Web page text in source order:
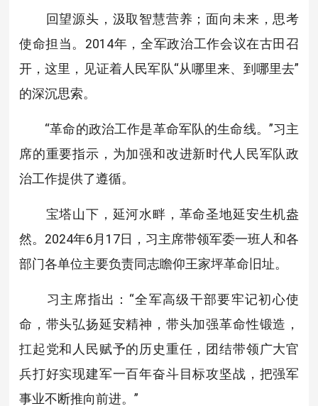
回望源头，汲取智慧营养；面向未来，思考
使命担当。2014年，全军政治工作会议在古田召
开，这里，见证着人民军队“从哪里来、到哪里去”
的深沉思索。
“革命的政治工作是革命军队的生命线。”习主
席的重要指示，为加强和改进新时代人民军队政
治工作提供了遵循。
宝塔山下，延河水畔，革命圣地延安生机盎
然。2024年6月17日，习主席带领军委一班人和各
部门各单位主要负责同志瞻仰王家坪革命旧址。
习主席指出：“全军高级干部要牢记初心使
命，带头弘扬延安精神，带头加强革命性锻造，
扛起党和人民赋予的历史重任，团结带领广大官
兵打好实现建军一百年奋斗目标攻坚战，把强军
事业不断推向前进。”